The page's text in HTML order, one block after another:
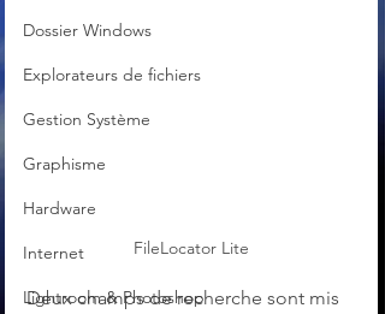
Dossier Windows
Explorateurs de fichiers
Gestion Système
Graphisme
Hardware
Internet
Lightroom & Photoshop
FileLocator Lite
Deux champs de recherche sont mis